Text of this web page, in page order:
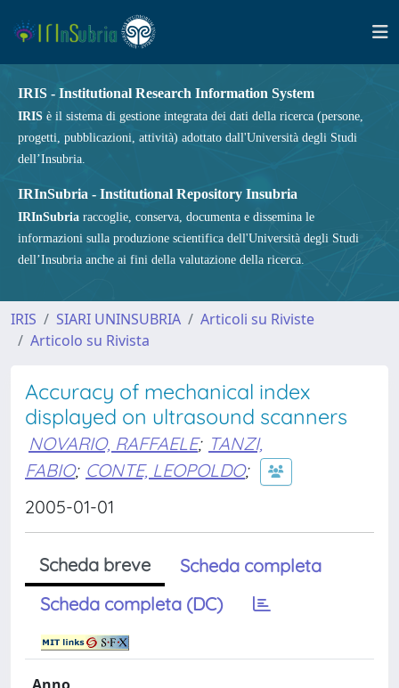
IRIS - Institutional Research Information System
IRIS è il sistema di gestione integrata dei dati della ricerca (persone,
progetti, pubblicazioni, attività) adottato dall'Università degli Studi
dell’Insubria.
IRInSubria - Institutional Repository Insubria
IRInSubria raccoglie, conserva, documenta e dissemina le
informazioni sulla produzione scientifica dell'Università degli Studi
dell’Insubria anche ai fini della valutazione della ricerca.
IRIS SIARI UNINSUBRIA
Articoli su Riviste
Articolo su Rivista
Accuracy of mechanical index
displayed on ultrasound scanners
NOVARIO, RAFFAELE; TANZI,
FABIO; CONTE, LEOPOLDO;
2005-01-01
Scheda breve
Scheda completa
Scheda completa (DC)